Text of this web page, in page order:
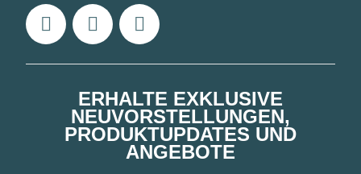
ERHALTE EXKLUSIVE
NEUVORSTELLUNGEN,
PRODUKTUPDATES UND
ANGEBOTE